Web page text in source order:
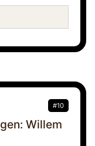
#10
Willem